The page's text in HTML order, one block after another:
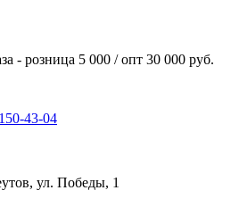
- розница 5 000 / опт 30 000 руб.
43-04
ул. Победы, 1